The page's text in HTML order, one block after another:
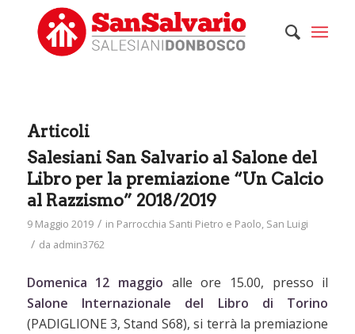
Articoli
Salesiani San Salvario al Salone del
Libro per la premiazione “Un Calcio
al Razzismo” 2018/2019
9 Maggio 2019 / in Parrocchia Santi Pietro e Paolo, San Luigi
/ da admin3762
Domenica 12 maggio alle ore 15.00, presso il
Salone Internazionale del Libro di Torino
(PADIGLIONE 3, Stand S68), si terrà la premiazione